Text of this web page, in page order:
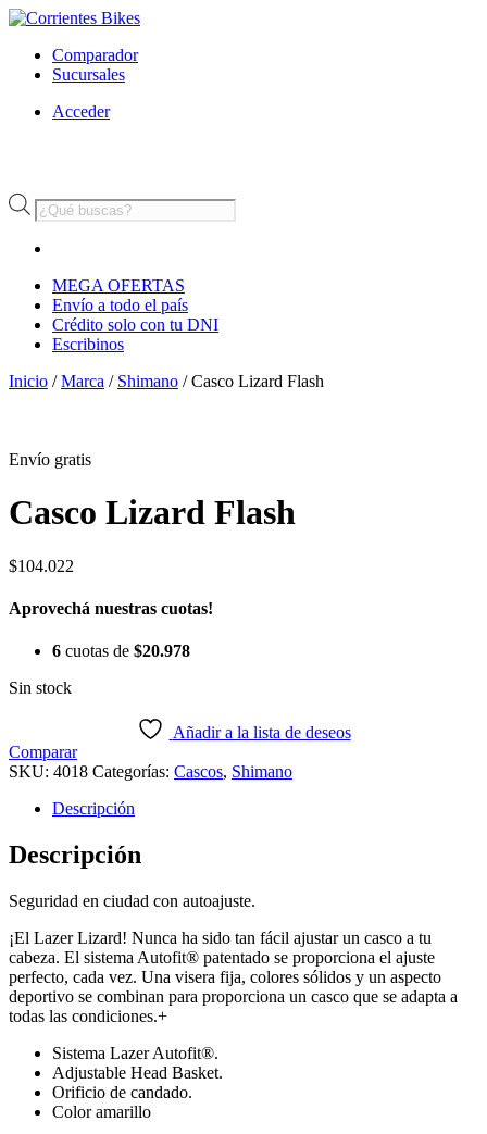
Comparador
Sucursales
Acceder
Búsqueda
de
MEGA OFERTAS
Envío a todo el país
Crédito solo con tu DNI
Escribinos
Inicio /Marca / Shimano / Casco Lizard Flash
Envío gratis
Casco Lizard Flash
$104.022
Aprovechá nuestras cuotas!
6 cuotas de $20.978
Sin stock
Añadir a la lista de deseos
Comparar
SKU: 4018 Categorías: Cascos, Shimano
Descripción
Descripción
Seguridad en ciudad con autoajuste.
¡El Lazer Lizard! Nunca ha sido tan fácil ajustar un casco a tu
cabeza. El sistema Autofit® patentado se proporciona el ajuste
perfecto, cada vez. Una visera fija, colores sólidos y un aspecto
deportivo se combinan para proporciona un casco que se adapta a
todas las condiciones.+
Sistema Lazer Autofit®.
Adjustable Head Basket.
Orificio de candado.
Color amarillo